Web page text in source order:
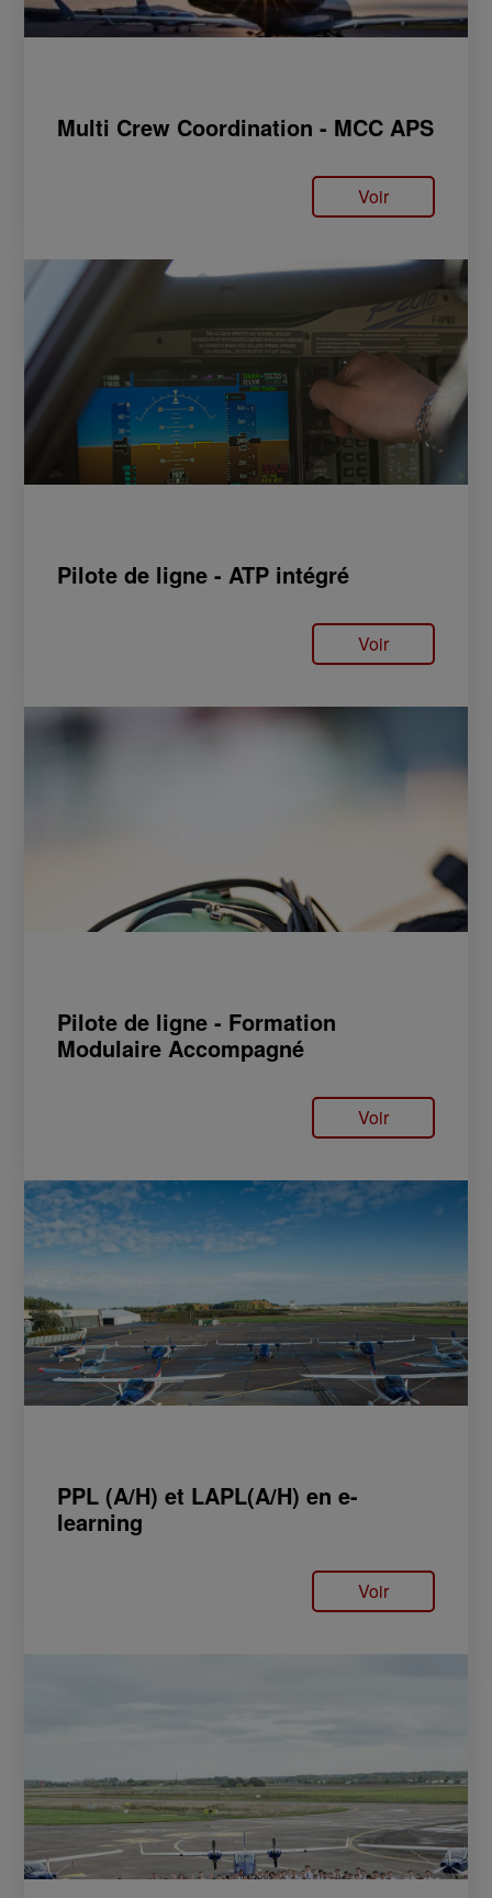
Multi Crew Coordination - MCC APS
Voir
Pilote de ligne - ATP intégré
Voir
Pilote de ligne - Formation
Modulaire Accompagné
Voir
PPL (A/H) et LAPL(A/H) en e-
learning
Voir